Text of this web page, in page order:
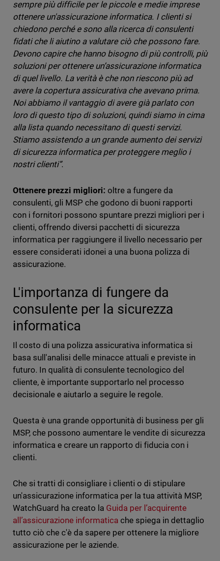
sempre più difficile per le piccole e medie imprese
ottenere un'assicurazione informatica. I clienti si
chiedono perché e sono alla ricerca di consulenti
fidati che li aiutino a valutare ciò che possono fare.
Devono capire che hanno bisogno di più controlli, più
soluzioni per ottenere un’assicurazione informatica
di quel livello. La verità è che non riescono più ad
avere la copertura assicurativa che avevano prima.
Noi abbiamo il vantaggio di avere già parlato con
loro di questo tipo di soluzioni, quindi siamo in cima
alla lista quando necessitano di questi servizi.
Stiamo assistendo a un grande aumento dei servizi
di sicurezza informatica per proteggere meglio i
nostri clienti”.
Ottenere prezzi migliori: oltre a fungere da
consulenti, gli MSP che godono di buoni rapporti
con i fornitori possono spuntare prezzi migliori per i
clienti, offrendo diversi pacchetti di sicurezza
informatica per raggiungere il livello necessario per
essere considerati idonei a una buona polizza di
assicurazione.
L'importanza di fungere da
consulente per la sicurezza
informatica
Il costo di una polizza assicurativa informatica si
basa sull'analisi delle minacce attuali e previste in
futuro. In qualità di consulente tecnologico del
cliente, è importante supportarlo nel processo
decisionale e aiutarlo a seguire le regole.
Questa è una grande opportunità di business per gli
MSP, che possono aumentare le vendite di sicurezza
informatica e creare un rapporto di fiducia con i
clienti.
Che si tratti di consigliare i clienti o di stipulare
un'assicurazione informatica per la tua attività MSP,
WatchGuard ha creato laGuida per l’acquirente
all’assicurazione informaticache spiega in dettaglio
tutto ciò che c'è da sapere per ottenere la migliore
assicurazione per le aziende.